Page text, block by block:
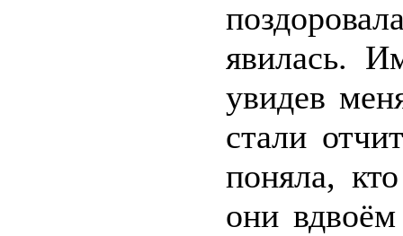
явилась.
увидев
стали
поняла,
они